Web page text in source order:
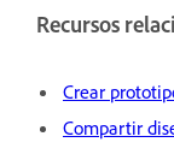
Recursos
Crear
Compartir